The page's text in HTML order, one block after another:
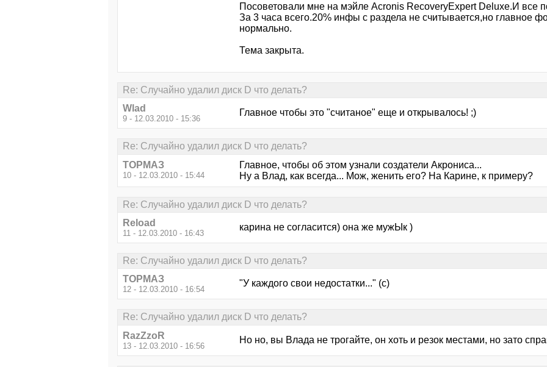
Посоветовали мне на мэйле Acronis RecoveryExpert Deluxe.И все
За 3 часа всего.20% инфы с раздела не считывается,но главное
нормально.
Тема закрыта.
Re: Случайно удалил диск D что делать?
Wlad
9 - 12.03.2010 - 15:36
Главное чтобы это "считаное" еще и открывалось! ;)
Re: Случайно удалил диск D что делать?
ТОРМАЗ
10 - 12.03.2010 - 15:44
Главное, чтобы об этом узнали создатели Акрониса...
Ну а Влад, как всегда... Мож, женить его? На Карине, к примеру?
Re: Случайно удалил диск D что делать?
Reload
11 - 12.03.2010 - 16:43
карина не согласится) она же мужЫк )
Re: Случайно удалил диск D что делать?
ТОРМАЗ
12 - 12.03.2010 - 16:54
"У каждого свои недостатки..." (с)
Re: Случайно удалил диск D что делать?
RazZzoR
13 - 12.03.2010 - 16:56
Но но, вы Влада не трогайте, он хоть и резок местами, но зато